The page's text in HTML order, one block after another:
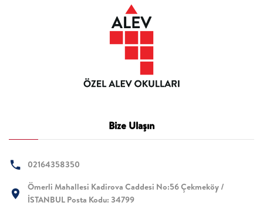
Bize Ulaşın
02164358350
Ömerli Mahallesi Kadirova Caddesi No:56 Çekmeköy /
İSTANBUL Posta Kodu: 34799